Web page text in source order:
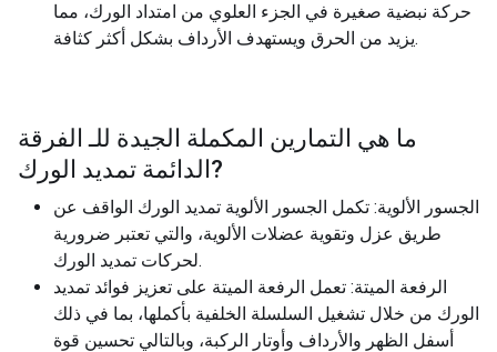
حركة نبضية صغيرة في الجزء العلوي من امتداد الورك، مما
يزيد من الحرق ويستهدف الأرداف بشكل أكثر كثافة.
ما هي التمارين المكملة الجيدة للـ الفرقة
الدائمة تمديد الورك?
الجسور الألوية: تكمل الجسور الألوية تمديد الورك الواقف عن
طريق عزل وتقوية عضلات الألوية، والتي تعتبر ضرورية
لحركات تمديد الورك.
الرفعة الميتة: تعمل الرفعة الميتة على تعزيز فوائد تمديد
الورك من خلال تشغيل السلسلة الخلفية بأكملها، بما في ذلك
أسفل الظهر والأرداف وأوتار الركبة، وبالتالي تحسين قوة